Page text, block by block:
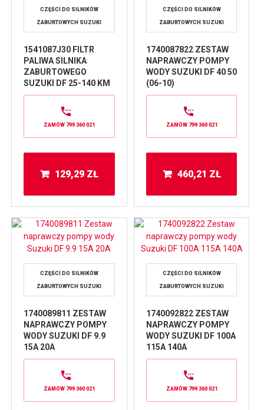
CZĘŚCI DO SILNIKÓW
ZABURTOWYCH SUZUKI
1541087J30 FILTR
PALIWA SILNIKA
ZABURTOWEGO
SUZUKI DF 25-140 KM
ZAMÓW 799 360 021
129,29 ZŁ
CZĘŚCI DO SILNIKÓW
ZABURTOWYCH SUZUKI
1740087822 ZESTAW
NAPRAWCZY POMPY
WODY SUZUKI DF 40 50
(06-10)
ZAMÓW 799 360 021
460,21 ZŁ
CZĘŚCI DO SILNIKÓW
ZABURTOWYCH SUZUKI
1740089811 ZESTAW
NAPRAWCZY POMPY
WODY SUZUKI DF 9.9
15A 20A
ZAMÓW 799 360 021
CZĘŚCI DO SILNIKÓW
ZABURTOWYCH SUZUKI
1740092822 ZESTAW
NAPRAWCZY POMPY
WODY SUZUKI DF 100A
115A 140A
ZAMÓW 799 360 021